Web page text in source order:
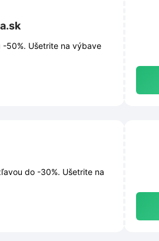
50%. Ušetrite na výbave
do -30%. Ušetrite na